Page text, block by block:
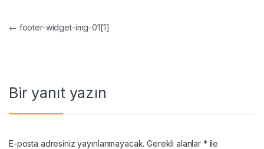
Yazı gezinmesi
← footer-widget-img-01[1]
Bir yanıt yazın
E-posta adresiniz yayınlanmayacak. Gerekli alanlar * ile